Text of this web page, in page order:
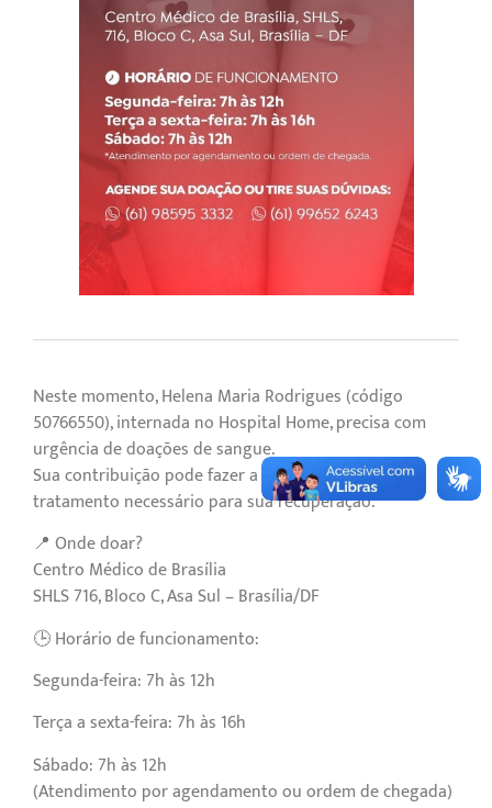
Neste momento, Helena Maria Rodrigues (código
50766550), internada no Hospital Home, precisa com
urgência de doações de sangue.
Sua contribuição pode fazer a diferença e garantir o
tratamento necessário para sua recuperação.
📍 Onde doar?
Centro Médico de Brasília
SHLS 716, Bloco C, Asa Sul – Brasília/DF
🕒 Horário de funcionamento:
Segunda-feira: 7h às 12h
Terça a sexta-feira: 7h às 16h
Sábado: 7h às 12h
(Atendimento por agendamento ou ordem de chegada)